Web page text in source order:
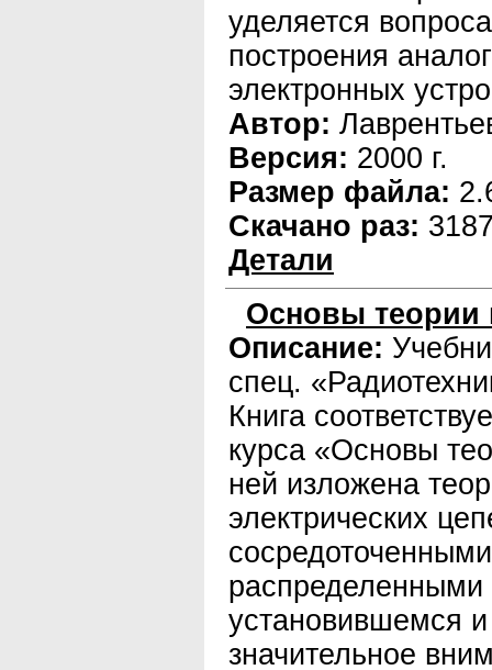
уделяется
построения
электронных
Автор:
Версия: 2000 г.
Размер файла:
Скачано раз:
Детали
Основы теории
Описание:
спец.
Книга
курса «Основы
ней изложена
электрических
установившемся
значительное